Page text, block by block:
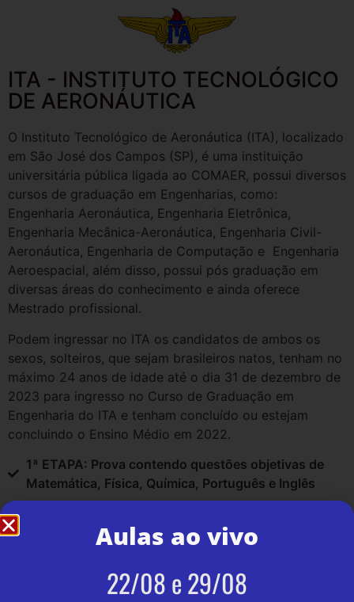
ITA - INSTITUTO TECNOLÓGICO
DE AERONÁUTICA
O Instituto Tecnológico de Aeronáutica (ITA), localizado
em São José dos Campos (SP), é uma instituição
universitária pública ligada ao COMAER, possui diversos
cursos de graduação em Engenharias, como:
Engenharia Aeronáutica, Engenharia Eletrônica,
Engenharia Mecânica-Aeronáutica, Engenharia Civil-
Aeronáutica, Engenharia de Computação e Engenharia
Aeroespacial, além disso, possui pós graduação em
diversas áreas do conhecimento e ainda oferece
Mestrado profissional.
Podem ingressar no ITA os candidatos de ambos os
sexos, solteiros, que sejam brasileiros natos, tenham no
máximo 24 anos de idade até o dia 31 de dezembro de
2023 para ingresso no Curso de Graduação em
Engenharia do ITA e tenham concluído ou estejam
concluindo o Ensino Médio em 2022.
1ª ETAPA: Prova contendo questões objetivas de
Matemática, Física, Química, Português e Inglês
Matemática, Química, Física e uma Redação.
Aulas ao vivo
22/08 e 29/08